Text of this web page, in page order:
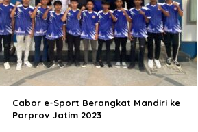
Cabor e-Sport Berangkat Mandiri ke
Porprov Jatim 2023